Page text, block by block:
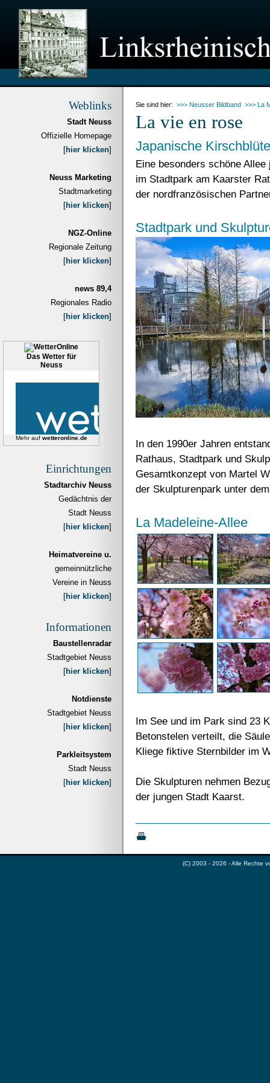
Weblinks
Stadt Neuss
Offizielle Homepage
[hier klicken]
Neuss Marketing
Stadtmarketing
[hier klicken]
NGZ-Online
Regionale Zeitung
[hier klicken]
news 89,4
Regionales Radio
[hier klicken]
Das Wetter für
Neuss
Mehr auf wetteronline.de
Einrichtungen
Stadtarchiv Neuss
Gedächtnis der
Stadt Neuss
[hier klicken]
Heimatvereine u.
gemeinnützliche
Vereine in Neuss
[hier klicken]
Informationen
Baustellenradar
Stadtgebiet Neuss
[hier klicken]
Notdienste
Stadtgebiet Neuss
[hier klicken]
Parkleitsystem
Stadt Neuss
[hier klicken]
Sie sind hier: >>> Neusser Bildband >>> La
La vie en rose
Japanische
Eine besonders schöne
im Stadtpark am Kaarster
der nordfranzösischen
Stadtpark und
In den 1990er Jahren
Rathaus, Stadtpark und
Gesamtkonzept von Martel
der Skulpturenpark unter
La Madeleine-Allee
Im See und im Park sind 23
Betonstelen verteilt, die
Kliege fiktive Sternbilder im
Die Skulpturen nehmen
der jungen Stadt Kaarst.
(C) 2003 - 2026 - Alle Rechte